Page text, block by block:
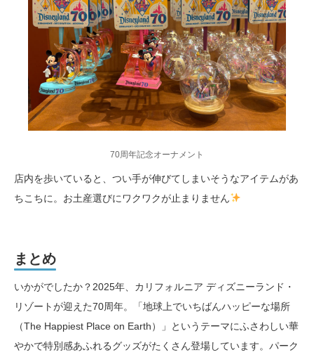
70周年記念オーナメント
店内を歩いていると、つい手が伸びてしまいそうなアイテムがあ
ちこちに。お土産選びにワクワクが止まりません
まとめ
いかがでしたか？2025年、カリフォルニア ディズニーランド・
リゾートが迎えた70周年。「地球上でいちばんハッピーな場所
（The Happiest Place on Earth）」というテーマにふさわしい華
やかで特別感あふれるグッズがたくさん登場しています。パーク